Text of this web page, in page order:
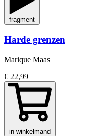
fragment
Harde grenzen
Marique Maas
€ 22,99
in winkelmand